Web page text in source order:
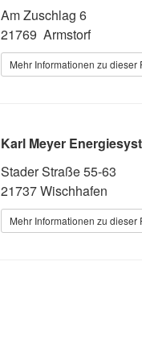
Am Zuschlag 6
21769 Armstorf
Mehr Informationen zu dieser
Karl Meyer
Stader Straße 55-63
21737 Wischhafen
Mehr Informationen zu dieser